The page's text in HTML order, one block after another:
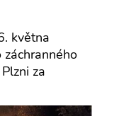
května
za